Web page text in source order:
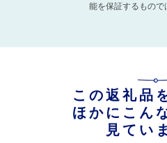
能を保証するもので
この返礼品
ほかにこん
見てい